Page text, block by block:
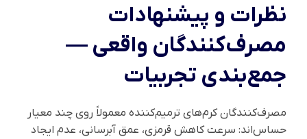
نظرات و پیشنهادات
مصرف‌کنندگان واقعی —
جمع‌بندی تجربیات
مصرف‌کنندگان کرم‌های ترمیم‌کننده معمولاً روی چند معیار
حساس‌اند: سرعت کاهش قرمزی، عمق آبرسانی، عدم ایجاد